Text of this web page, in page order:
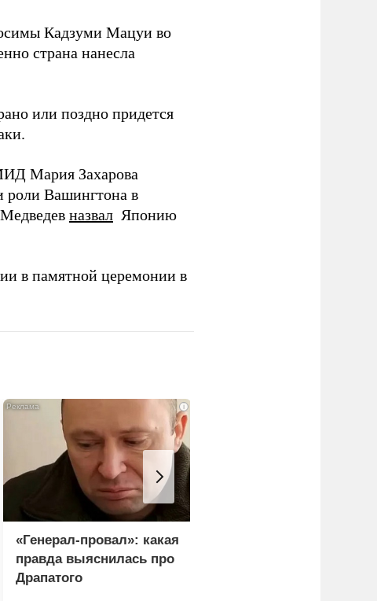
Кадзуми Мацуи во
страна нанесла
или поздно придется
Мария Захарова
роли Вашингтона в
назвал Японию
в памятной церемонии в
i
«Генерал-провал»: какая
правда выяснилась про
Драпатого